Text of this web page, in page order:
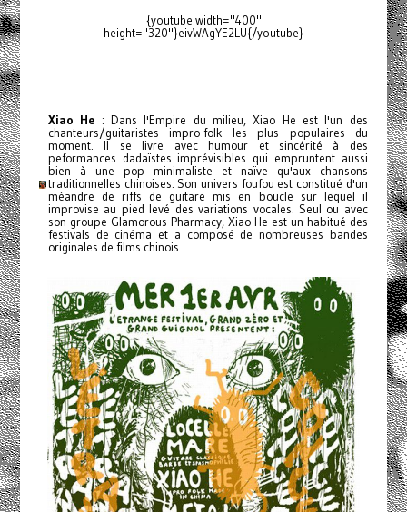
{youtube width="400"
height="320"}eivWAgYE2LU{/youtube}
Xiao He : Dans l'Empire du milieu, Xiao He est l'un des
chanteurs/guitaristes impro-folk les plus populaires du
moment. Il se livre avec humour et sincérité à des
peformances dadaïstes imprévisibles qui empruntent aussi
bien à une pop minimaliste et naïve qu'aux chansons
traditionnelles chinoises. Son univers foufou est constitué d'un
méandre de riffs de guitare mis en boucle sur lequel il
improvise au pied levé des variations vocales. Seul ou avec
son groupe Glamorous Pharmacy, Xiao He est un habitué des
festivals de cinéma et a composé de nombreuses bandes
originales de films chinois.